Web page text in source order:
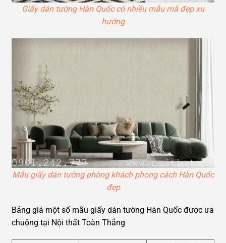
Giấy dán tường Hàn Quốc có nhiều mẫu mã đẹp xu
hướng
Mẫu giấy dán tường phòng khách phong cách Hàn Quốc
đẹp
Bảng giá một số mẫu giấy dán tường Hàn Quốc được ưa
chuộng tại Nội thất Toàn Thắng